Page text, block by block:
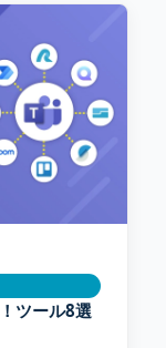
ツール8選